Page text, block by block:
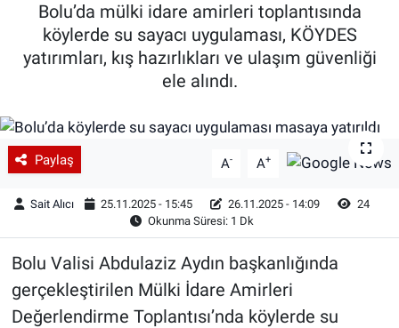
Bolu’da mülki idare amirleri toplantısında
köylerde su sayacı uygulaması, KÖYDES
yatırımları, kış hazırlıkları ve ulaşım güvenliği
ele alındı.
Paylaş A- A+
Sait Alıcı 25.11.2025 - 15:45 26.11.2025 - 14:09
24
Okunma Süresi: 1 Dk
Bolu Valisi Abdulaziz Aydın başkanlığında
gerçekleştirilen Mülki İdare Amirleri
Değerlendirme Toplantısı’nda köylerde su